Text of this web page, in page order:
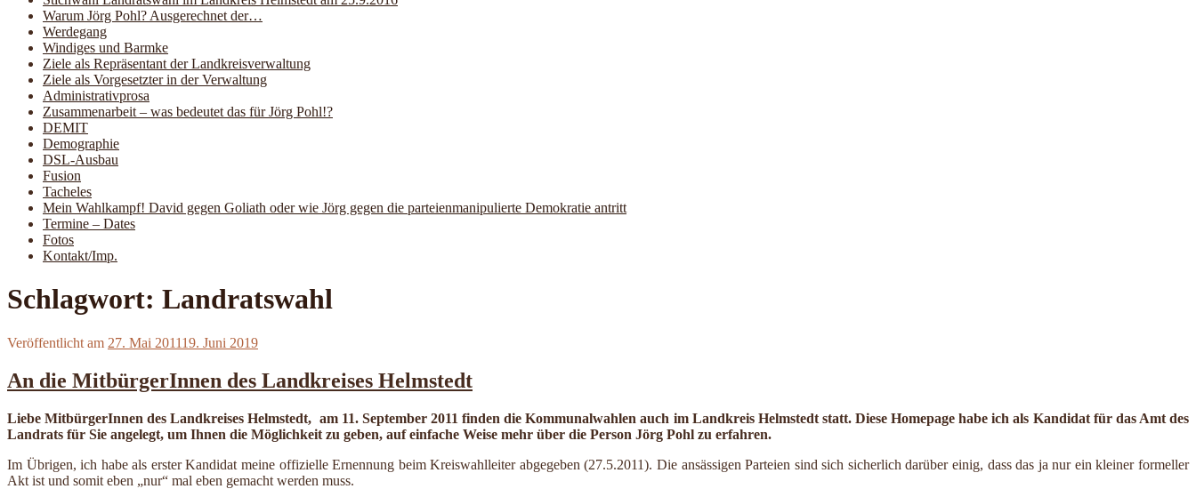
Warum Jörg Pohl? Ausgerechnet der…
Werdegang
Windiges und Barmke
Ziele als Repräsentant der Landkreisverwaltung
Ziele als Vorgesetzter in der Verwaltung
Administrativprosa
Zusammenarbeit – was bedeutet das für Jörg Pohl!?
DEMIT
Demographie
DSL-Ausbau
Fusion
Tacheles
Mein Wahlkampf! David gegen Goliath oder wie Jörg gegen die parteienmanipulierte Demokratie antritt
Termine – Dates
Fotos
Kontakt/Imp.
Schlagwort: Landratswahl
Veröffentlicht am 27. Mai 201119. Juni 2019
An die MitbürgerInnen des Landkreises Helmstedt
Liebe MitbürgerInnen des Landkreises Helmstedt, am 11. September 2011 finden die Kommunalwahlen auch im Landkreis Helmstedt statt. Diese Homepage habe ich als Kandidat für das Amt des
Landrats für Sie angelegt, um Ihnen die Möglichkeit zu geben, auf einfache Weise mehr über die Person Jörg Pohl zu erfahren.
Im Übrigen, ich habe als erster Kandidat meine offizielle Ernennung beim Kreiswahlleiter abgegeben (27.5.2011). Die ansässigen Parteien sind sich sicherlich darüber einig, dass das ja nur ein kleiner formeller
Akt ist und somit eben „nur“ mal eben gemacht werden muss.